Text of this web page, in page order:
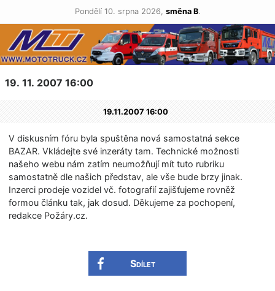
Pondělí 10. srpna 2026, směna B.
19. 11. 2007 16:00
19.11.2007 16:00
V diskusním fóru byla spuštěna nová samostatná sekce
BAZAR. Vkládejte své inzeráty tam. Technické možnosti
našeho webu nám zatím neumožňují mít tuto rubriku
samostatně dle našich představ, ale vše bude brzy jinak.
Inzerci prodeje vozidel vč. fotografií zajišťujeme rovněž
formou článku tak, jak dosud. Děkujeme za pochopení,
redakce Požáry.cz.
Sdílet